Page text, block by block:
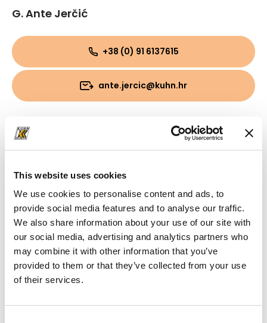
This website uses cookies
We use cookies to personalise content and ads, to
provide social media features and to analyse our traffic.
We also share information about your use of our site with
our social media, advertising and analytics partners who
may combine it with other information that you’ve
provided to them or that they’ve collected from your use
of their services.
G. Ante Jerčić
+38 (0) 91 6137615
ante.jercic@kuhn.hr
Preuzimanja